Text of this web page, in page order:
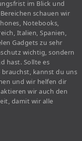
im Blick und
schauen wir
Notebooks,
Italien, Spanien,
Gadgets zu sehr
wichtig, sondern
hast. Sollte es
kannst du uns
und wir helfen dir
wir auch den
damit wir alle